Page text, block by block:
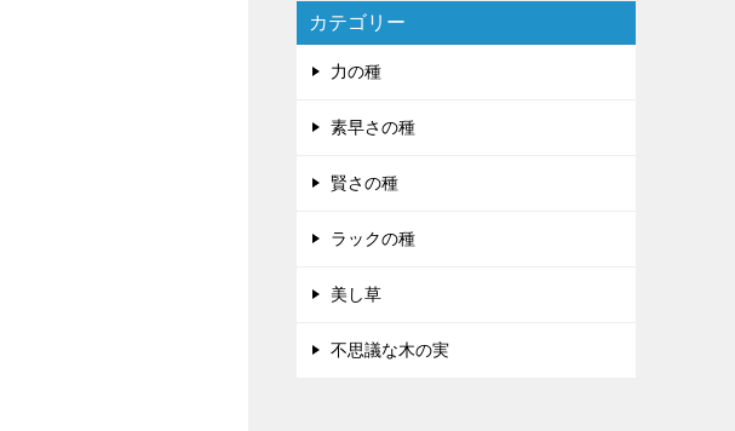
カテゴリー
力の種
素早さの種
賢さの種
ラックの種
美し草
不思議な木の実